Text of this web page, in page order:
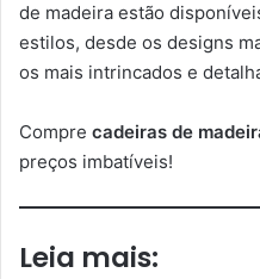
de madeira estão
estilos, desde os designs
os mais intrincados e
Compre cadeiras de
preços imbatíveis!
Leia mais: